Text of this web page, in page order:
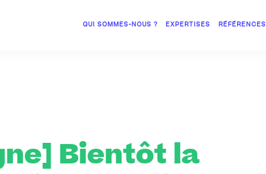
QUI SOMMES-NOUS ? EXPERTISES RÉFÉRENCES
Bientôt la